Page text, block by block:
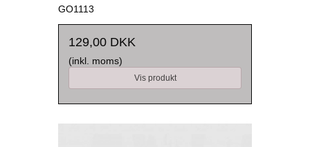
GO1113
129,00 DKK
(inkl. moms)
Vis produkt